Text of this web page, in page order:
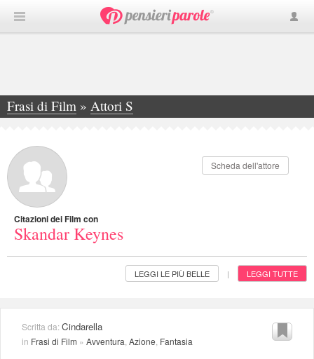
Frasi di Film » Attori S
»Skandar Keynes
Scheda dell'attore
Citazioni dei Film con
Skandar Keynes
LEGGI LE PIÙ BELLE | LEGGI TUTTE
Scritta da:Cindarella
in Frasi di Film » Avventura,Azione, Fantasia